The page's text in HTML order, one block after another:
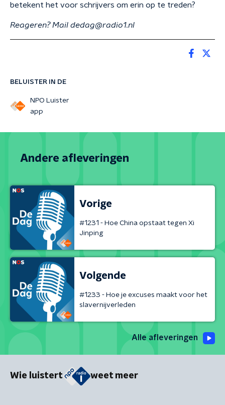
BELUISTER IN DE
NPO Luister
app
betekent het voor schrijvers om erin op te treden?
Reageren? Mail dedag@radio1.nl
Andere afleveringen
Vorige
#1231 - Hoe China opstaat tegen Xi
Jinping
Volgende
#1233 - Hoe je excuses maakt voor het
slavernijverleden
Alle afleveringen
Wie luistert weet meer